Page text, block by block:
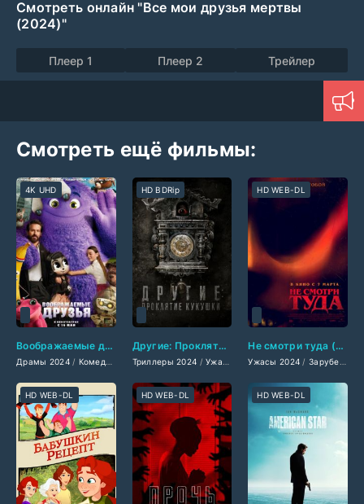
Смотреть онлайн "Все мои друзья мертвы
(2024)"
Плеер 1 Плеер 2 Трейлер
Смотреть ещё фильмы:
Воображаемые друзья (2024)
Драмы 2024/ Комедии 2024 /Фэнтези 2024/Зарубежные фильмы 2024/
4K UHD
Другие: Проклятие кукушки (2024)
Триллеры 2024 /Ужасы 2024 /Фэнтези 2024/
HD BDRip
Не смотри туда (2024)
Ужасы 2024 / Зарубежные фильмы 2024
HD WEB-DL
HD WEB-DL HD WEB-DL HD WEB-DL